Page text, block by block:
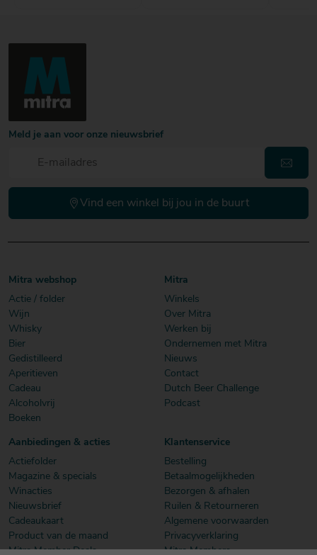
Meld je aan voor onze nieuwsbrief
Vind een winkel bij jou in de buurt
Mitra webshop
Actie / folder
Wijn
Whisky
Bier
Gedistilleerd
Aperitieven
Cadeau
Alcoholvrij
Boeken
Mitra
Winkels
Over Mitra
Werken bij
Ondernemen met Mitra
Nieuws
Contact
Dutch Beer Challenge
Podcast
Aanbiedingen & acties
Actiefolder
Magazine & specials
Winacties
Nieuwsbrief
Cadeaukaart
Product van de maand
Mitra Member Deals
Klantenservice
Bestelling
Betaalmogelijkheden
Bezorgen & afhalen
Ruilen & Retourneren
Algemene voorwaarden
Privacyverklaring
Mitra Members